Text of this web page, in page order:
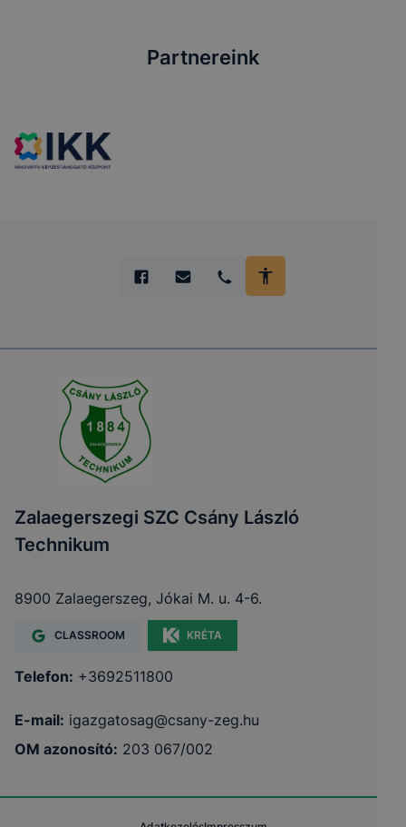
Partnereink
Zalaegerszegi SZC Csány László
Technikum
8900 Zalaegerszeg, Jókai M. u. 4-6.
CLASSROOM KRÉTA
Telefon: +3692511800
E-mail: igazgatosag@csany-zeg.hu
OM azonosító: 203 067/002